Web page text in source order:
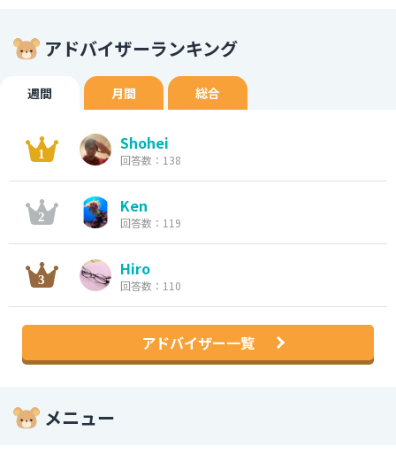
アドバイザーランキング
週間 月間 総合
Shohei
回答数：138
Ken
回答数：119
Hiro
回答数：110
アドバイザー一覧
メニュー